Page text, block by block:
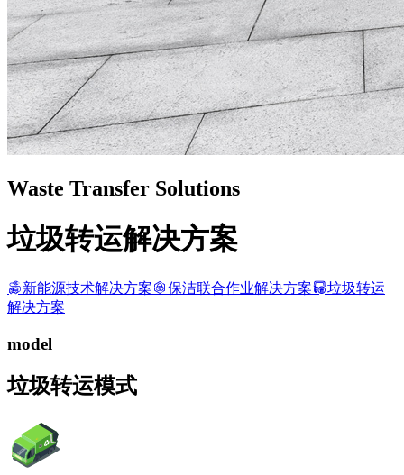
Waste Transfer Solutions
垃圾转运解决方案
新能源技术解决方案 保洁联合作业解决方案
垃圾转运
解决方案
model
垃圾转运模式